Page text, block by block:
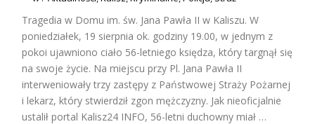
Tragedia w Domu im. św. Jana Pawła II w Kaliszu. W
poniedziałek, 19 sierpnia ok. godziny 19.00, w jednym z
pokoi ujawniono ciało 56-letniego księdza, który targnął się
na swoje życie. Na miejscu przy Pl. Jana Pawła II
interweniowały trzy zastępy z Państwowej Straży Pożarnej
i lekarz, który stwierdził zgon mężczyzny. Jak nieoficjalnie
ustalił portal Kalisz24 INFO, 56-letni duchowny miał …